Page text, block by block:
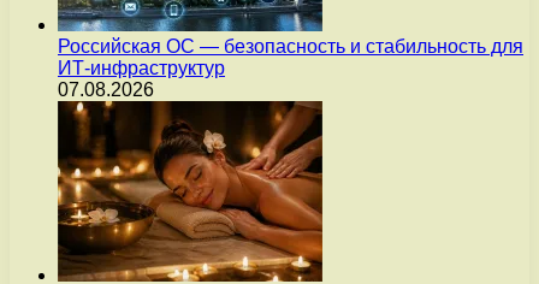
Российская ОС — безопасность и стабильность для
ИТ-инфраструктур
07.08.2026